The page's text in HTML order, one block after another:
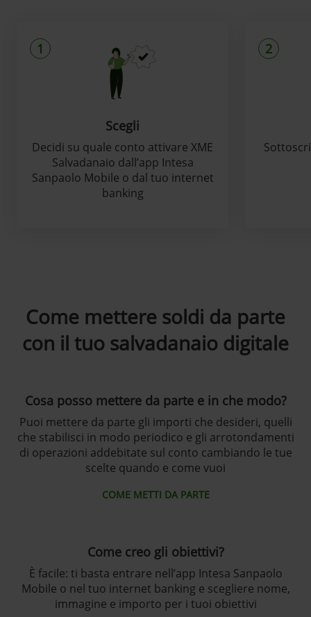
1
Scegli
Decidi su quale conto attivare XME
Salvadanaio dall’app Intesa
Sanpaolo Mobile o dal tuo internet
banking
2
Come mettere soldi da parte
con il tuo salvadanaio digitale
Cosa posso mettere da parte e in che modo?
Puoi mettere da parte gli importi che desideri, quelli
che stabilisci in modo periodico e gli arrotondamenti
di operazioni addebitate sul conto cambiando le tue
scelte quando e come vuoi
COME METTI DA PARTE
Come creo gli obiettivi?
È facile: ti basta entrare nell’app Intesa Sanpaolo
Mobile o nel tuo internet banking e scegliere nome,
immagine e importo per i tuoi obiettivi